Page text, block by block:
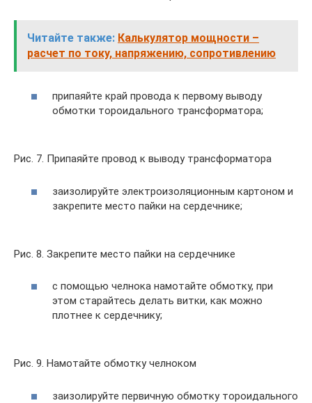
Читайте также: Калькулятор мощности –
расчет по току, напряжению, сопротивлению
припаяйте край провода к первому выводу
обмотки тороидального трансформатора;
Рис. 7. Припаяйте провод к выводу трансформатора
заизолируйте электроизоляционным картоном и
закрепите место пайки на сердечнике;
Рис. 8. Закрепите место пайки на сердечнике
с помощью челнока намотайте обмотку, при
этом старайтесь делать витки, как можно
плотнее к сердечнику;
Рис. 9. Намотайте обмотку челноком
заизолируйте первичную обмотку тороидального